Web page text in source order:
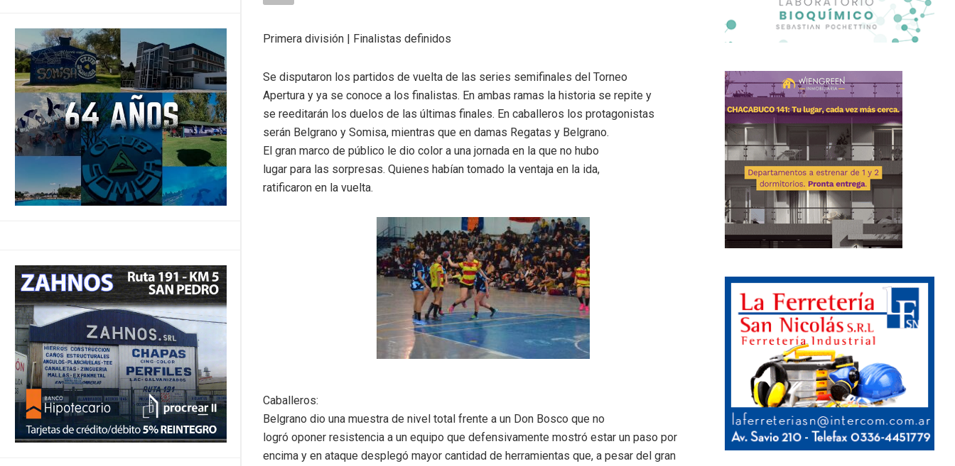
Primera división | Finalistas definidos
Se disputaron los partidos de vuelta de las series semifinales del Torneo
Apertura y ya se conoce a los finalistas. En ambas ramas la historia se repite y
se reeditarán los duelos de las últimas finales. En caballeros los protagonistas
serán Belgrano y Somisa, mientras que en damas Regatas y Belgrano.
El gran marco de público le dio color a una jornada en la que no hubo
lugar para las sorpresas. Quienes habían tomado la ventaja en la ida,
ratificaron en la vuelta.
Caballeros:
Belgrano dio una muestra de nivel total frente a un Don Bosco que no
logró oponer resistencia a un equipo que defensivamente mostró estar un paso por
encima y en ataque desplegó mayor cantidad de herramientas que, a pesar del gran